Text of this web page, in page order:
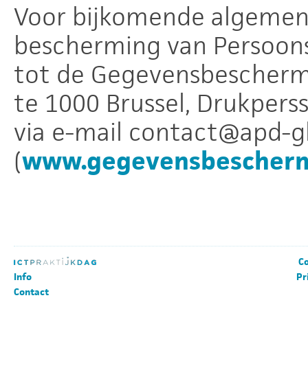
Voor bijkomende
bescherming van
tot de
te 1000 Brussel,
via e-mail contact@apd-
(
Info
Contact